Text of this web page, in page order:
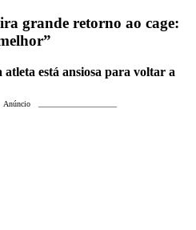
grande retorno ao cage:
está ansiosa para voltar a
Anúncio